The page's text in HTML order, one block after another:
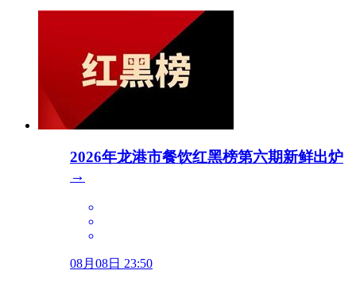
2026年龙港市餐饮红黑榜第六期新鲜出炉
→
08月08日 23:50